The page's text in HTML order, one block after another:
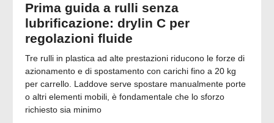
Prima guida a rulli senza
lubrificazione: drylin C per
regolazioni fluide
Tre rulli in plastica ad alte prestazioni riducono le forze di
azionamento e di spostamento con carichi fino a 20 kg
per carrello. Laddove serve spostare manualmente porte
o altri elementi mobili, è fondamentale che lo sforzo
richiesto sia minimo